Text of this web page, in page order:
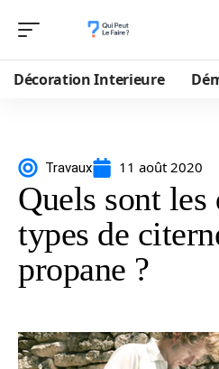
Décoration Interieure
Travaux 11 août 2020
Quels sont
types de
propane ?